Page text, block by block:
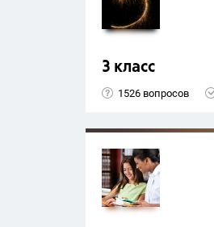
3 класс
1526 вопросов